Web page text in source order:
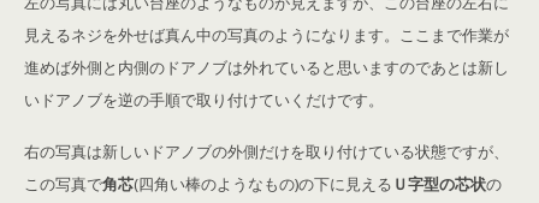
見えるネジを外せば真ん中の写真のようになります。ここまで作業が
進めば外側と内側のドアノブは外れていると思いますのであとは新し
いドアノブを逆の手順で取り付けていくだけです。
右の写真は新しいドアノブの外側だけを取り付けている状態ですが、
この写真で角芯(四角い棒のようなもの)の下に見える Ｕ字型の芯状の